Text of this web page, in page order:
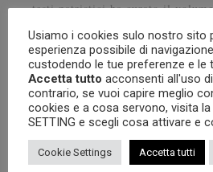
testi patristici ha curato il
0
Usiamo i cookies sulo nostro sito
esperienza possibile di
custodendo le tue preferenze e le
Accetta tutto acconsenti all'uso di
contrario, se vuoi capire meglio
cookies e a cosa servono, visita la
SETTING e scegli cosa attivare e
Cookie Settings Accetta tutti